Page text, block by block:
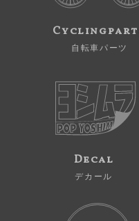
自転車パーツ
Decal
デカール